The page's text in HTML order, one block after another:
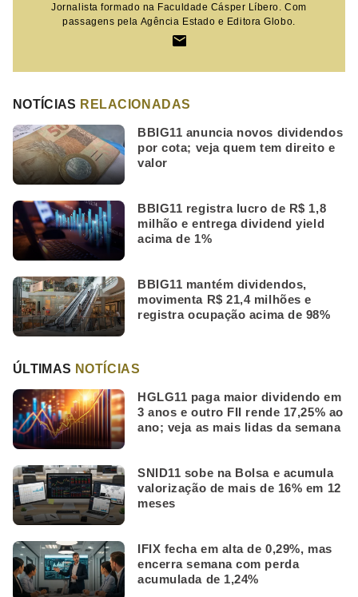
Jornalista formado na Faculdade Cásper Líbero. Com
passagens pela Agência Estado e Editora Globo.
NOTÍCIAS RELACIONADAS
BBIG11 anuncia novos dividendos
por cota; veja quem tem direito e
valor
BBIG11 registra lucro de R$ 1,8
milhão e entrega dividend yield
acima de 1%
BBIG11 mantém dividendos,
movimenta R$ 21,4 milhões e
registra ocupação acima de 98%
ÚLTIMAS NOTÍCIAS
HGLG11 paga maior dividendo em
3 anos e outro FII rende 17,25% ao
ano; veja as mais lidas da semana
SNID11 sobe na Bolsa e acumula
valorização de mais de 16% em 12
meses
IFIX fecha em alta de 0,29%, mas
encerra semana com perda
acumulada de 1,24%